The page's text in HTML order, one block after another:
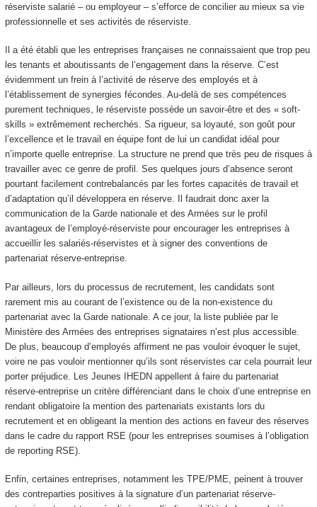
réserviste salarié – ou employeur – s’efforce de concilier au mieux sa vie
professionnelle et ses activités de réserviste.
Il a été établi que les entreprises françaises ne connaissaient que trop peu
les tenants et aboutissants de l’engagement dans la réserve. C’est
évidemment un frein à l’activité de réserve des employés et à
l’établissement de synergies fécondes. Au-delà de ses compétences
purement techniques, le réserviste possède un savoir-être et des « soft-
skills » extrêmement recherchés. Sa rigueur, sa loyauté, son goût pour
l’excellence et le travail en équipe font de lui un candidat idéal pour
n’importe quelle entreprise. La structure ne prend que très peu de risques à
travailler avec ce genre de profil. Ses quelques jours d’absence seront
pourtant facilement contrebalancés par les fortes capacités de travail et
d’adaptation qu’il développera en réserve. Il faudrait donc axer la
communication de la Garde nationale et des Armées sur le profil
avantageux de l’employé-réserviste pour encourager les entreprises à
accueillir les salariés-réservistes et à signer des conventions de
partenariat réserve-entreprise.
Par ailleurs, lors du processus de recrutement, les candidats sont
rarement mis au courant de l’existence ou de la non-existence du
partenariat avec la Garde nationale. A ce jour, la liste publiée par le
Ministère des Armées des entreprises signataires n’est plus accessible.
De plus, beaucoup d’employés affirment ne pas vouloir évoquer le sujet,
voire ne pas vouloir mentionner qu’ils sont réservistes car cela pourrait leur
porter préjudice. Les Jeunes IHEDN appellent à faire du partenariat
réserve-entreprise un critère différenciant dans le choix d’une entreprise en
rendant obligatoire la mention des partenariats existants lors du
recrutement et en obligeant la mention des actions en faveur des réserves
dans le cadre du rapport RSE (pour les entreprises soumises à l’obligation
de reporting RSE).
Enfin, certaines entreprises, notamment les TPE/PME, peinent à trouver
des contreparties positives à la signature d’un partenariat réserve-